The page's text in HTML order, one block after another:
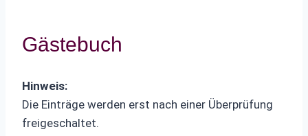
Gästebuch
Hinweis:
Die Einträge werden erst nach einer Überprüfung
freigeschaltet.